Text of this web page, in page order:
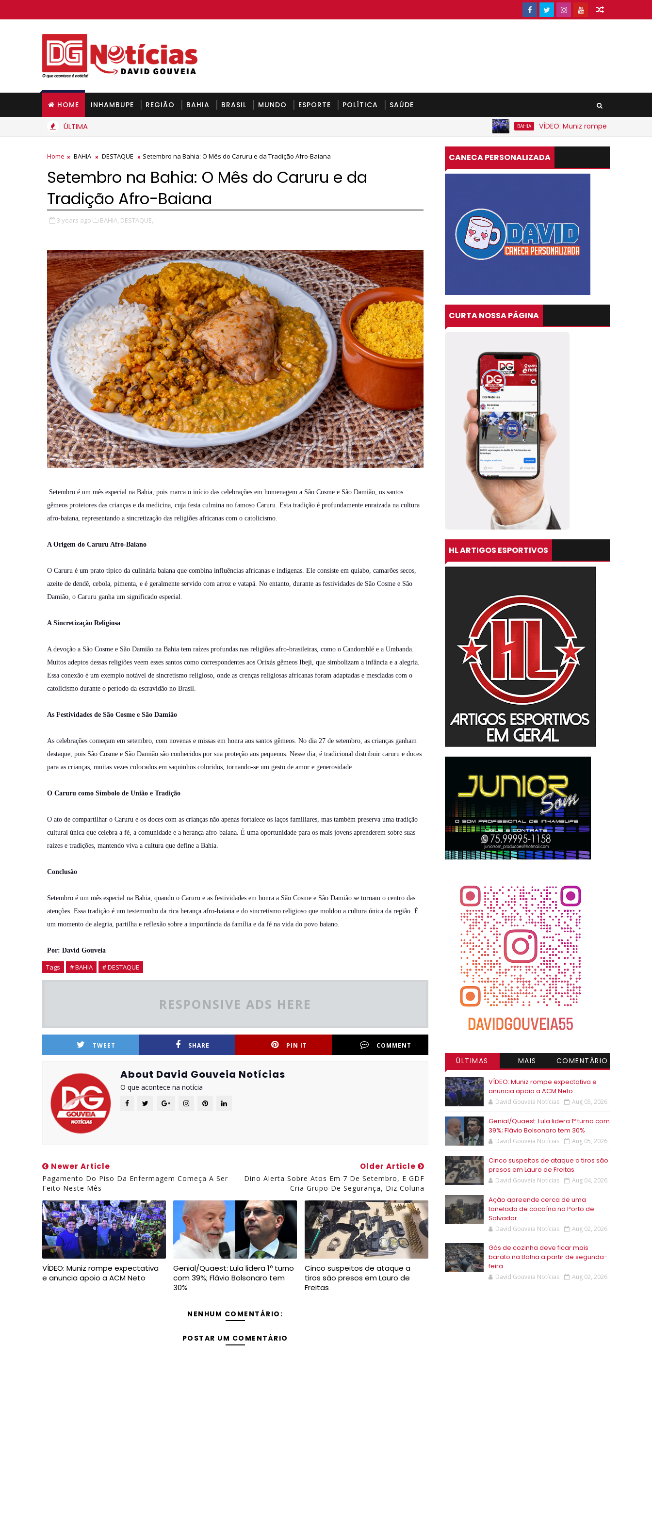
HOME INHAMBUPE REGIÃO BAHIA BRASIL MUNDO ESPORTE POLÍTICA SAÚDE
ÚLTIMA BAHIA
VÍDEO: Muniz rompe expectativa e
Home BAHIA DESTAQUE Setembro na Bahia: O Mês do Caruru e da Tradição Afro-Baiana
Setembro na Bahia: O Mês do Caruru e da
Tradição Afro-Baiana
3 years ago BAHIA, DESTAQUE,
Setembro é um mês especial na Bahia, pois marca o início das celebrações em homenagem a São Cosme e São Damião, os santos
gêmeos protetores das crianças e da medicina, cuja festa culmina no famoso Caruru. Esta tradição é profundamente enraizada na cultura
afro-baiana, representando a sincretização das religiões africanas com o catolicismo.
A Origem do Caruru Afro-Baiano
O Caruru é um prato típico da culinária baiana que combina influências africanas e indígenas. Ele consiste em quiabo, camarões secos,
azeite de dendê, cebola, pimenta, e é geralmente servido com arroz e vatapá. No entanto, durante as festividades de São Cosme e São
Damião, o Caruru ganha um significado especial.
A Sincretização Religiosa
A devoção a São Cosme e São Damião na Bahia tem raízes profundas nas religiões afro-brasileiras, como o Candomblé e a Umbanda.
Muitos adeptos dessas religiões veem esses santos como correspondentes aos Orixás gêmeos Ibeji, que simbolizam a infância e a alegria.
Essa conexão é um exemplo notável de sincretismo religioso, onde as crenças religiosas africanas foram adaptadas e mescladas com o
catolicismo durante o período da escravidão no Brasil.
As Festividades de São Cosme e São Damião
As celebrações começam em setembro, com novenas e missas em honra aos santos gêmeos. No dia 27 de setembro, as crianças ganham
destaque, pois São Cosme e São Damião são conhecidos por sua proteção aos pequenos. Nesse dia, é tradicional distribuir caruru e doces
para as crianças, muitas vezes colocados em saquinhos coloridos, tornando-se um gesto de amor e generosidade.
O Caruru como Símbolo de União e Tradição
O ato de compartilhar o Caruru e os doces com as crianças não apenas fortalece os laços familiares, mas também preserva uma tradição
cultural única que celebra a fé, a comunidade e a herança afro-baiana. É uma oportunidade para os mais jovens aprenderem sobre suas
raízes e tradições, mantendo viva a cultura que define a Bahia.
Conclusão
Setembro é um mês especial na Bahia, quando o Caruru e as festividades em honra a São Cosme e São Damião se tornam o centro das
atenções. Essa tradição é um testemunho da rica herança afro-baiana e do sincretismo religioso que moldou a cultura única da região. É
um momento de alegria, partilha e reflexão sobre a importância da família e da fé na vida do povo baiano.
Por: David Gouveia
Tags # BAHIA # DESTAQUE
RESPONSIVE ADS HERE
TWEET SHARE PIN IT COMMENT
About David Gouveia Notícias
O que acontece na notícia
Newer Article
Pagamento Do Piso Da Enfermagem Começa A Ser
Feito Neste Mês
Older Article
Dino Alerta Sobre Atos Em 7 De Setembro, E GDF
Cria Grupo De Segurança, Diz Coluna
VÍDEO: Muniz rompe expectativa
e anuncia apoio a ACM Neto
Genial/Quaest: Lula lidera 1º turno
com 39%; Flávio Bolsonaro tem
30%
Cinco suspeitos de ataque a
tiros são presos em Lauro de
Freitas
NENHUM COMENTÁRIO:
POSTAR UM COMENTÁRIO
CANECA PERSONALIZADA
CURTA NOSSA PÁGINA
HL ARTIGOS ESPORTIVOS
ÚLTIMAS
MAIS
COMENTÁRIO
VÍDEO: Muniz rompe expectativa e
anuncia apoio a ACM Neto
David Gouveia Notícias Aug 05, 2026
Genial/Quaest: Lula lidera 1º turno com
39%; Flávio Bolsonaro tem 30%
David Gouveia Notícias Aug 05, 2026
Cinco suspeitos de ataque a tiros são
presos em Lauro de Freitas
David Gouveia Notícias Aug 04, 2026
Ação apreende cerca de uma
tonelada de cocaína no Porto de
Salvador
David Gouveia Notícias Aug 02, 2026
Gás de cozinha deve ficar mais
barato na Bahia a partir de segunda-
feira
David Gouveia Notícias Aug 02, 2026